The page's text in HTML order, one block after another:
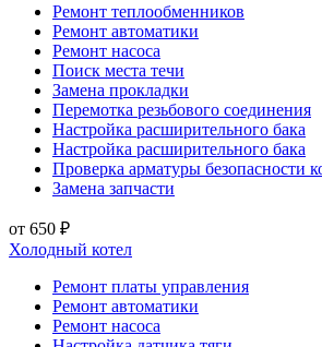
Ремонт теплообменников
Ремонт автоматики
Ремонт насоса
Поиск места течи
Замена прокладки
Перемотка резьбового соединения
Настройка расширительного бака
Настройка расширительного бака
Проверка арматуры безопасности
Замена запчасти
от 650 ₽
Холодный котел
Ремонт платы управления
Ремонт автоматики
Ремонт насоса